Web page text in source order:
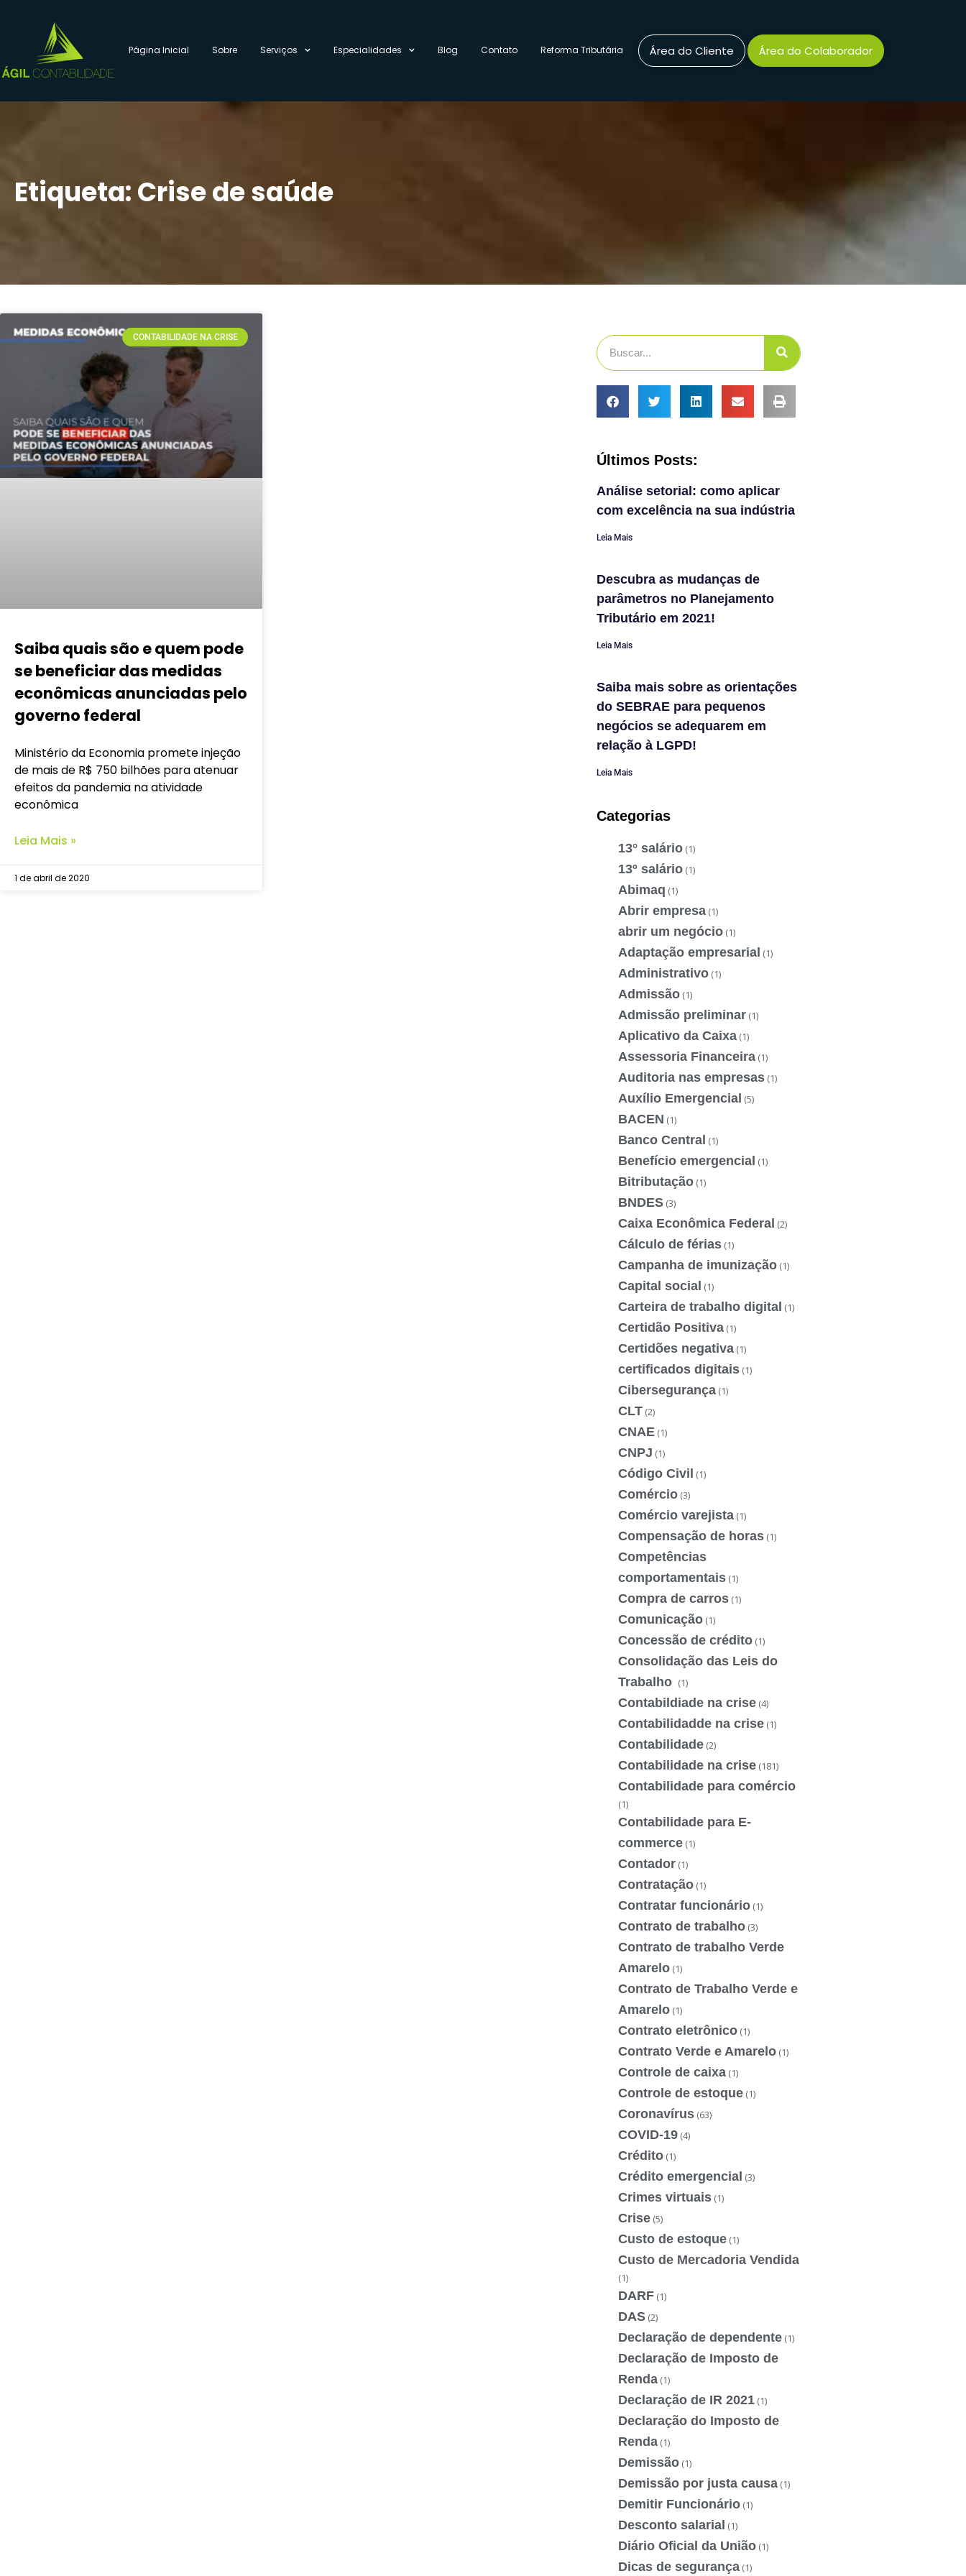
Página Inicial Sobre Serviços Especialidades Blog Contato Reforma Tributária Área do Cliente Área do Colaborador
Etiqueta: Crise de saúde
CONTABILIDADE NA CRISE
Saiba quais são e quem pode
se beneficiar das medidas
econômicas anunciadas pelo
governo federal
Ministério da Economia promete injeção
de mais de R$ 750 bilhões para atenuar
efeitos da pandemia na atividade
econômica
Leia Mais »
1 de abril de 2020
Últimos Posts:
Análise setorial: como aplicar
com excelência na sua indústria
Leia Mais
Descubra as mudanças de
parâmetros no Planejamento
Tributário em 2021!
Leia Mais
Saiba mais sobre as orientações
do SEBRAE para pequenos
negócios se adequarem em
relação à LGPD!
Leia Mais
Categorias
13° salário (1)
13º salário (1)
Abimaq (1)
Abrir empresa (1)
abrir um negócio (1)
Adaptação empresarial (1)
Administrativo (1)
Admissão (1)
Admissão preliminar (1)
Aplicativo da Caixa (1)
Assessoria Financeira (1)
Auditoria nas empresas (1)
Auxílio Emergencial (5)
BACEN (1)
Banco Central (1)
Benefício emergencial (1)
Bitributação (1)
BNDES (3)
Caixa Econômica Federal (2)
Cálculo de férias (1)
Campanha de imunização (1)
Capital social (1)
Carteira de trabalho digital (1)
Certidão Positiva (1)
Certidões negativa (1)
certificados digitais (1)
Cibersegurança (1)
CLT (2)
CNAE (1)
CNPJ (1)
Código Civil (1)
Comércio (3)
Comércio varejista (1)
Compensação de horas (1)
Competências
comportamentais (1)
Compra de carros (1)
Comunicação (1)
Concessão de crédito (1)
Consolidação das Leis do
Trabalho (1)
Contabildiade na crise (4)
Contabilidadde na crise (1)
Contabilidade (2)
Contabilidade na crise (181)
Contabilidade para comércio
(1)
Contabilidade para E-
commerce (1)
Contador (1)
Contratação (1)
Contratar funcionário (1)
Contrato de trabalho (3)
Contrato de trabalho Verde
Amarelo (1)
Contrato de Trabalho Verde e
Amarelo (1)
Contrato eletrônico (1)
Contrato Verde e Amarelo (1)
Controle de caixa (1)
Controle de estoque (1)
Coronavírus (63)
COVID-19 (4)
Crédito (1)
Crédito emergencial (3)
Crimes virtuais (1)
Crise (5)
Custo de estoque (1)
Custo de Mercadoria Vendida
(1)
DARF (1)
DAS (2)
Declaração de dependente (1)
Declaração de Imposto de
Renda (1)
Declaração de IR 2021 (1)
Declaração do Imposto de
Renda (1)
Demissão (1)
Demissão por justa causa (1)
Demitir Funcionário (1)
Desconto salarial (1)
Diário Oficial da União (1)
Dicas de segurança (1)